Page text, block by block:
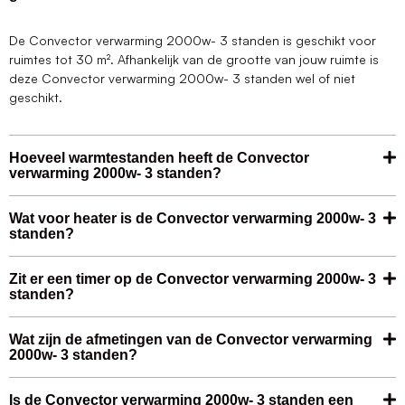
De Convector verwarming 2000w- 3 standen is geschikt voor
ruimtes tot 30 m². Afhankelijk van de grootte van jouw ruimte is
deze Convector verwarming 2000w- 3 standen wel of niet
geschikt.
Hoeveel warmtestanden heeft de Convector
verwarming 2000w- 3 standen?
Wat voor heater is de Convector verwarming 2000w- 3
standen?
Zit er een timer op de Convector verwarming 2000w- 3
standen?
Wat zijn de afmetingen van de Convector verwarming
2000w- 3 standen?
Is de Convector verwarming 2000w- 3 standen een